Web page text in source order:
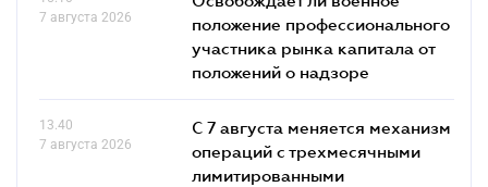
7 августа 2026
положение профессионального
участника рынка капитала от
положений о надзоре
13.40
7 августа 2026
С 7 августа меняется механизм
операций с трехмесячными
лимитированными